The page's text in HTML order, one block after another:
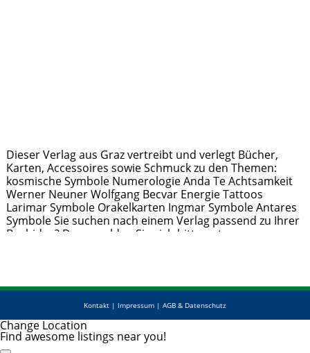
Dieser Verlag aus Graz vertreibt und verlegt Bücher,
Karten, Accessoires sowie Schmuck zu den Themen:
kosmische Symbole Numerologie Anda Te Achtsamkeit
Werner Neuner Wolfgang Becvar Energie Tattoos
Larimar Symbole Orakelkarten Ingmar Symbole Antares
Symbole Sie suchen nach einem Verlag passend zu Ihrer
Buchidee? Dann melden Sie sich bitte unter
Kontakt | Impressum | AGB & Datenschutz
Change Location
Find awesome listings near you!